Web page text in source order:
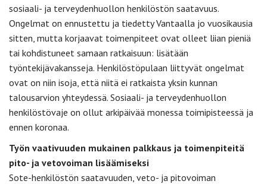
sosiaali- ja terveydenhuollon henkilöstön saatavuus.
Ongelmat on ennustettu ja tiedetty Vantaalla jo vuosikausia
sitten, mutta korjaavat toimenpiteet ovat olleet liian pieniä
tai kohdistuneet samaan ratkaisuun: lisätään
työntekijävakansseja. Henkilöstöpulaan liittyvät ongelmat
ovat on niin isoja, että niitä ei ratkaista yksin kunnan
talousarvion yhteydessä. Sosiaali- ja terveydenhuollon
henkilöstövaje on ollut arkipäivää monessa toimipisteessä ja
ennen koronaa.
Työn vaativuuden mukainen palkkaus ja toimenpiteitä
pito- ja vetovoiman lisäämiseksi
Sote-henkilöstön saatavuuden, veto- ja pitovoiman